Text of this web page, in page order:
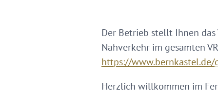
Der Betrieb stellt Ihnen
Nahverkehr im gesamten
https://www.bernkastel.de/
Herzlich willkommen im